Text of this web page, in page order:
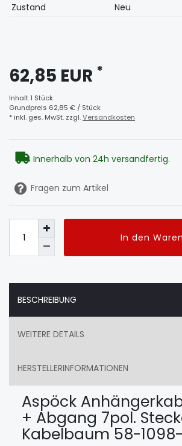
Zustand
Neu
62,85 EUR *
Inhalt1 Stück
Grundpreis 62,85 € / Stück
* inkl. ges. MwSt. zzgl.Versandkosten
Innerhalb von 24h versandfertig.
Fragen zum Artikel
In den
BESCHREIBUNG
WEITERE DETAILS
HERSTELLERINFORMATIONEN
Aspöck
+ Abgang 7pol.
Kabelbaum 58-